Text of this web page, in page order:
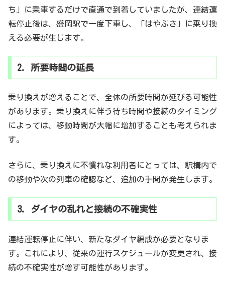
ち」に乗車するだけで直通で到着していましたが、連結運
転停止後は、盛岡駅で一度下車し、「はやぶさ」に乗り換
える必要が生じます。
2. 所要時間の延長
乗り換えが増えることで、全体の所要時間が延びる可能性
があります。乗り換えに伴う待ち時間や接続のタイミング
によっては、移動時間が大幅に増加することも考えられま
す。
さらに、乗り換えに不慣れな利用者にとっては、駅構内で
の移動や次の列車の確認など、追加の手間が発生します。
3. ダイヤの乱れと接続の不確実性
連結運転停止に伴い、新たなダイヤ編成が必要となりま
す。これにより、従来の運行スケジュールが変更され、接
続の不確実性が増す可能性があります。